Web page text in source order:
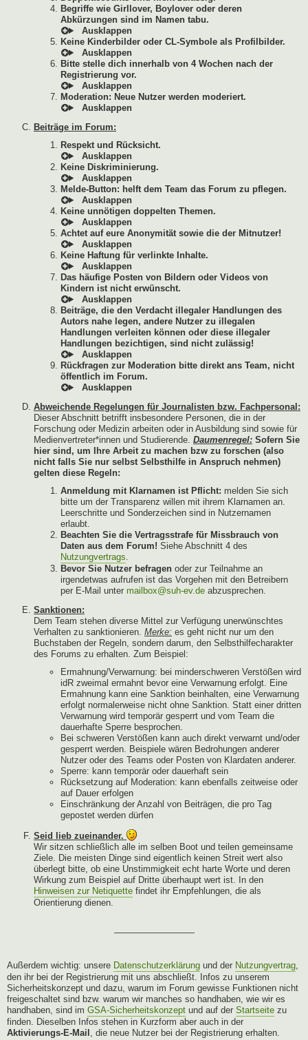
Begriffe wie Girllover, Boylover oder deren
Abkürzungen sind im Namen tabu.
Keine Kinderbilder oder CL-Symbole als Profilbilder.
Bitte stelle dich innerhalb von 4 Wochen nach der
Registrierung vor.
Moderation: Neue Nutzer werden moderiert.
Beiträge im Forum:
Respekt und Rücksicht.
Keine Diskriminierung.
Melde-Button: helft dem Team das Forum zu pflegen.
Keine unnötigen doppelten Themen.
Achtet auf eure Anonymität sowie die der Mitnutzer!
Keine Haftung für verlinkte Inhalte.
Das häufige Posten von Bildern oder Videos von
Kindern ist nicht erwünscht.
Beiträge, die den Verdacht illegaler Handlungen des
Autors nahe legen, andere Nutzer zu illegalen
Handlungen verleiten können oder diese illegaler
Handlungen bezichtigen, sind nicht zulässig!
Rückfragen zur Moderation bitte direkt ans Team, nicht
öffentlich im Forum.
Abweichende Regelungen für Journalisten bzw. Fachpersonal:
Dieser Abschnitt betrifft insbesondere Personen, die in der
Forschung oder Medizin arbeiten oder in Ausbildung sind sowie für
Medienvertreter*innen und Studierende. Daumenregel: Sofern Sie
hier sind, um Ihre Arbeit zu machen bzw zu forschen (also
nicht falls Sie nur selbst Selbsthilfe in Anspruch nehmen)
gelten diese Regeln:
Anmeldung mit Klarnamen ist Pflicht: melden Sie sich
bitte um der Transparenz willen mit ihrem Klarnamen an.
Leerschritte und Sonderzeichen sind in Nutzernamen
erlaubt.
Beachten Sie die Vertragsstrafe für Missbrauch von
Daten aus dem Forum! Siehe Abschnitt 4 des
Nutzungvertrags.
Bevor Sie Nutzer befragen oder zur Teilnahme an
irgendetwas aufrufen ist das Vorgehen mit den Betreibern
per E-Mail unter mailbox@suh-ev.de abzusprechen.
Sanktionen:
Dem Team stehen diverse Mittel zur Verfügung unerwünschtes
Verhalten zu sanktionieren. Merke: es geht nicht nur um den
Buchstaben der Regeln, sondern darum, den Selbsthilfecharakter
des Forums zu erhalten. Zum Beispiel:
Ermahnung/Verwarnung: bei minderschweren Verstößen wird
idR zweimal ermahnt bevor eine Verwarnung erfolgt. Eine
Ermahnung kann eine Sanktion beinhalten, eine Verwarnung
erfolgt normalerweise nicht ohne Sanktion. Statt einer dritten
Verwarnung wird temporär gesperrt und vom Team die
dauerhafte Sperre besprochen.
Bei schweren Verstößen kann auch direkt verwarnt und/oder
gesperrt werden. Beispiele wären Bedrohungen anderer
Nutzer oder des Teams oder Posten von Klardaten anderer.
Sperre: kann temporär oder dauerhaft sein
Rücksetzung auf Moderation: kann ebenfalls zeitweise oder
auf Dauer erfolgen
Einschränkung der Anzahl von Beiträgen, die pro Tag
gepostet werden dürfen
Seid lieb zueinander.
Wir sitzen schließlich alle im selben Boot und teilen gemeinsame
Ziele. Die meisten Dinge sind eigentlich keinen Streit wert also
überlegt bitte, ob eine Unstimmigkeit echt harte Worte und deren
Wirkung zum Beispiel auf Dritte überhaupt wert ist. In den
Hinweisen zur Netiquette findet ihr Empfehlungen, die als
Orientierung dienen.
—————————
Außerdem wichtig: unsere Datenschutzerklärung und der Nutzungvertrag,
den ihr bei der Registrierung mit uns abschließt. Infos zu unserem
Sicherheitskonzept und dazu, warum im Forum gewisse Funktionen nicht
freigeschaltet sind bzw. warum wir manches so handhaben, wie wir es
handhaben, sind im GSA-Sicherheitskonzept und auf der Startseite zu
finden. Dieselben Infos stehen in Kurzform aber auch in der
Aktivierungs-E-Mail , die neue Nutzer bei der Registrierung erhalten.